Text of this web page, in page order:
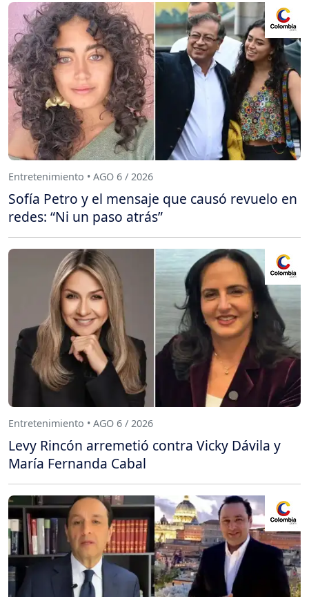
Entretenimiento • AGO 6 / 2026
Sofía Petro y el mensaje que causó revuelo en
redes: “Ni un paso atrás”
Entretenimiento • AGO 6 / 2026
Levy Rincón arremetió contra Vicky Dávila y
María Fernanda Cabal